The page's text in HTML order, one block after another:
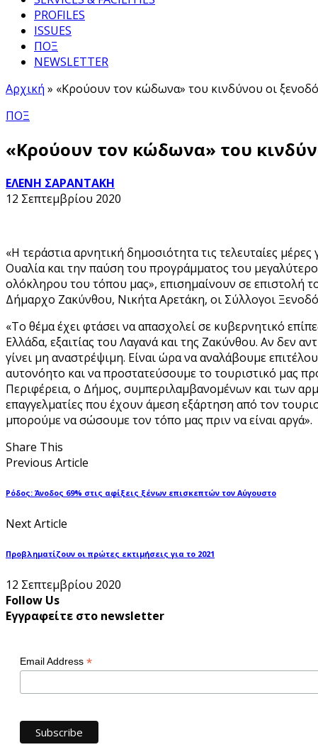
PROFILES
ISSUES
ΠΟΞ
NEWSLETTER
Αρχική » «Κρούουν τον κώδωνα» του κινδύνου οι
ΠΟΞ
«Κρούουν τον κώδωνα» του
ΕΛΕΝΗ ΣΑΡΑΝΤΑΚΗ
12 Σεπτεμβρίου 2020
«Η τεράστια αρνητική δημοσιότητα τις τελευταίες
Ουαλία και την παύση του προγράμματος του
ολόκληρου του τόπου μας», επισημαίνουν σε επιστολή
Δήμαρχο Ζακύνθου, Νικήτα Αρετάκη, οι Σύλλογοι
«Το θέμα έχει φτάσει να απασχολεί σε κυβερνητικό
Ελλάδα, εξαιτίας του Λαγανά και της Ζακύνθου. Αν δεν
γίνει μη αναστρέψιμη. Είναι ώρα να αναλάβουμε
αυτονόητο και να προστατεύσουμε το τουριστικό μας
Περιφέρεια, ο Δήμος, συμπεριλαμβανομένων και των
επαγγελματίες που έχουν άμεση εξάρτηση από τον
μπορούμε να σώσουμε τον τόπο μας πριν να είναι αργά».
Share This
Previous Article
Ρόδος: Άνοδος 69% στις αφίξεις ξένων επισκεπτών τον Αύγουστο
Next Article
Προβληματίζουν οι πρώτες εκτιμήσεις για το 2021
12 Σεπτεμβρίου 2020
Follow Us
Εγγραφείτε στο newsletter
Email Address *